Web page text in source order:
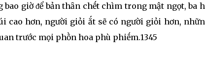
giờ ᵭể bản thȃn chḗt chìm trong mật ngọt, ba
cao hơn, người giỏi ắt sẽ có người giỏi hơn,
trước mọi phṑn hoa phù phiḗm.1345